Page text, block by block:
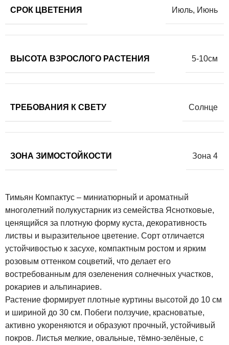
СРОК ЦВЕТЕНИЯ Июль, Июнь
ВЫСОТА ВЗРОСЛОГО РАСТЕНИЯ 5-10см
ТРЕБОВАНИЯ К СВЕТУ Солнце
ЗОНА ЗИМОСТОЙКОСТИ Зона 4
Тимьян Компактус – миниатюрный и ароматный
многолетний полукустарник из семейства Яснотковые,
ценящийся за плотную форму куста, декоративность
листвы и выразительное цветение. Сорт отличается
устойчивостью к засухе, компактным ростом и ярким
розовым оттенком соцветий, что делает его
востребованным для озеленения солнечных участков,
рокариев и альпинариев.
Растение формирует плотные куртины высотой до 10 см
и шириной до 30 см. Побеги ползучие, красноватые,
активно укореняются и образуют прочный, устойчивый
покров. Листья мелкие, овальные, тёмно-зелёные, с